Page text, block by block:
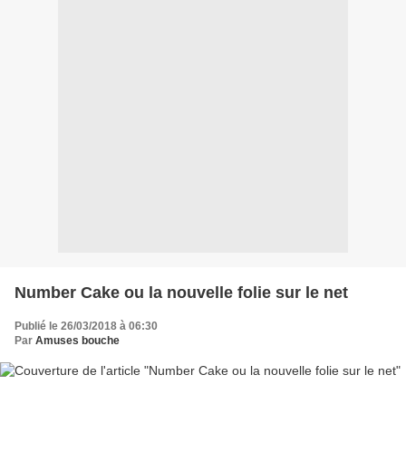
Number Cake ou la nouvelle folie sur le net
Publié le 26/03/2018 à 06:30
Par Amuses bouche